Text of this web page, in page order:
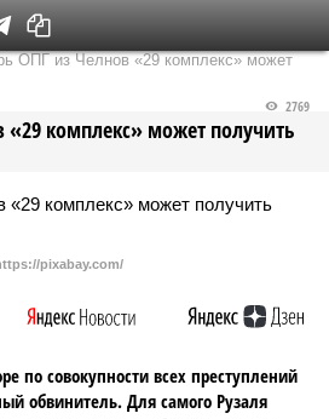
в Татарстане
ОПГ из Челнов «29 комплекс» может
«29 комплекс» может получить
2769
pixabay.com/
по совокупности всех преступлений
обвинитель. Для самого Рузаля